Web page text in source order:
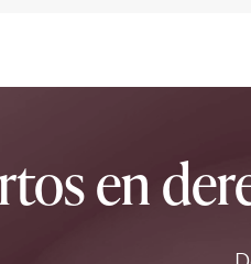
en